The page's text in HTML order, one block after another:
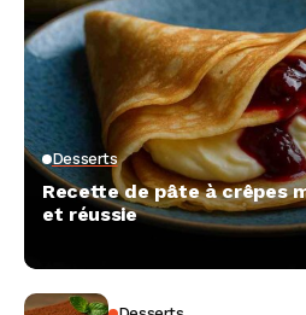
Desserts
Recette de pâte à crêpes
et réussie